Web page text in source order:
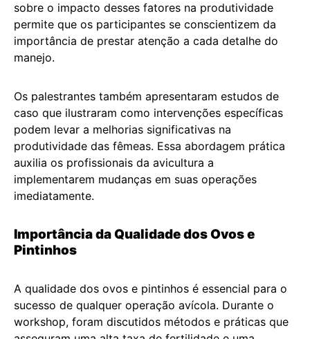
sobre o impacto desses fatores na produtividade
permite que os participantes se conscientizem da
importância de prestar atenção a cada detalhe do
manejo.
Os palestrantes também apresentaram estudos de
caso que ilustraram como intervenções específicas
podem levar a melhorias significativas na
produtividade das fêmeas. Essa abordagem prática
auxilia os profissionais da avicultura a
implementarem mudanças em suas operações
imediatamente.
Importância da Qualidade dos Ovos e
Pintinhos
A qualidade dos ovos e pintinhos é essencial para o
sucesso de qualquer operação avícola. Durante o
workshop, foram discutidos métodos e práticas que